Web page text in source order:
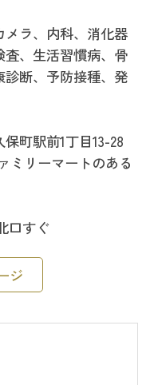
メラ、内科、消化器
査、生活習慣病、骨
断、予防接種、発
町駅前1丁目13-28
ミリーマートのある
口すぐ
ジ